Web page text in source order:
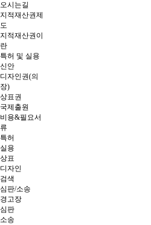
오시는길
지적재산권제
도
지적재산권이
란
특허 및 실용
신안
디자인권(의
장)
상표권
국제출원
비용&필요서
류
특허
실용
상표
디자인
검색
심판/소송
경고장
심판
소송